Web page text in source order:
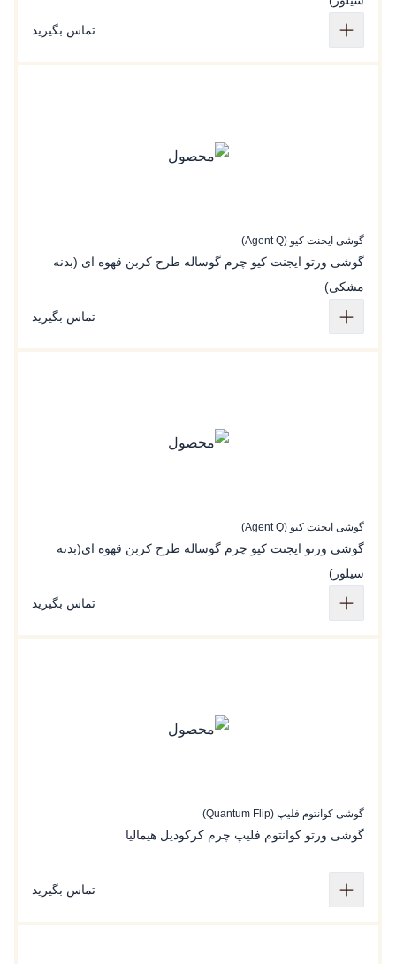
تماس بگیرید
گوشی ایجنت کیو (Agent Q)
گوشی ورتو ایجنت کیو چرم گوساله طرح کربن قهوه ای (بدنه
مشکی)
تماس بگیرید
گوشی ایجنت کیو (Agent Q)
گوشی ورتو ایجنت کیو چرم گوساله طرح کربن قهوه ای(بدنه
سیلور)
تماس بگیرید
گوشی کوانتوم فلیپ (Quantum Flip)
گوشی ورتو کوانتوم فلیپ چرم کرکودیل هیمالیا
تماس بگیرید